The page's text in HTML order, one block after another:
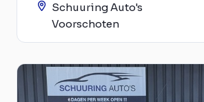
Schuuring Auto's
Voorschoten